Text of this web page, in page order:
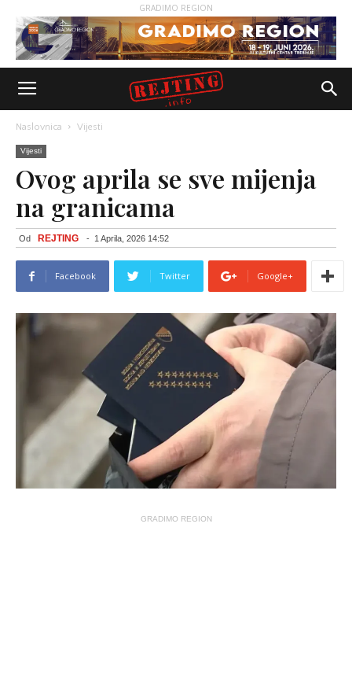
GRADIMO REGION
Naslovnica Vijesti
Vijesti
Ovog aprila se sve mijenja
na granicama
Od REJTING - 1 Aprila, 2026 14:52
Facebook Twitter Google+
GRADIMO REGION